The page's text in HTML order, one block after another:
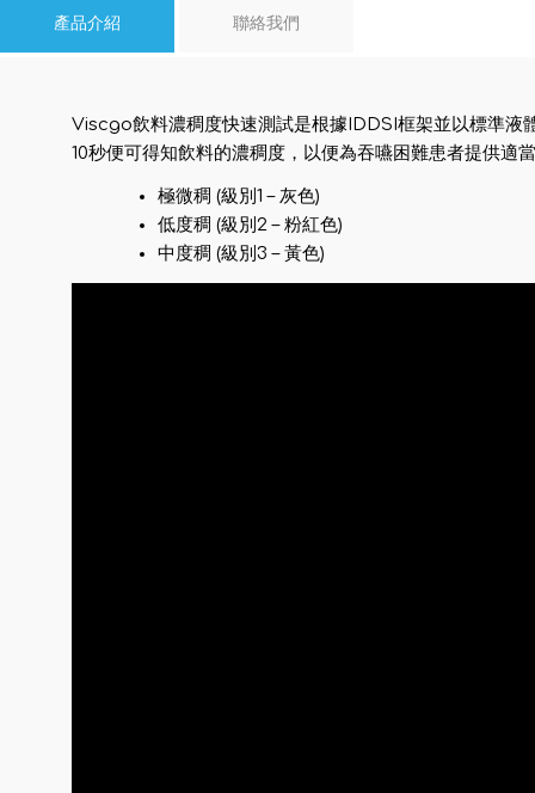
產品介紹 聯絡我們
Viscgo飲料濃稠度快速測試是根據IDDSI框架並以標準液
10秒便可得知飲料的濃稠度，以便為吞嚥困難患者提供
極微稠 (級別1 – 灰色)
低度稠 (級別2 – 粉紅色)
中度稠 (級別3 – 黃色)